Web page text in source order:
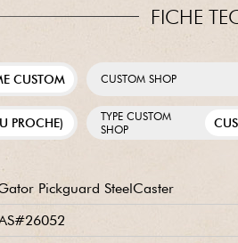
FICHE
CUSTOM CUSTOM SHOP
PROCHE)
TYPE CUSTOM
SHOP
Pickguard SteelCaster